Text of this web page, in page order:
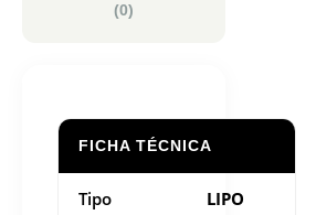
(0)
FICHA TÉCNICA
Tipo LIPO